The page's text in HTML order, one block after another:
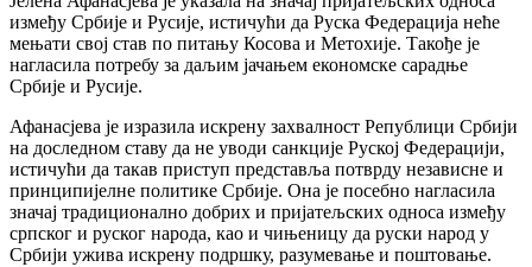
између Србије и Русије, истичући да Руска Федерација неће
мењати свој став по питању Косова и Метохије. Такође је
нагласила потребу за даљим јачањем економске сарадње
Србије и Русије.
Афанасјева је изразила искрену захвалност Републици Србији
на доследном ставу да не уводи санкције Руској Федерацији,
истичући да такав приступ представља потврду независне и
принципијелне политике Србије. Она је посебно нагласила
значај традиционално добрих и пријатељских односа између
српског и руског народа, као и чињеницу да руски народ у
Србији ужива искрену подршку, разумевање и поштовање.